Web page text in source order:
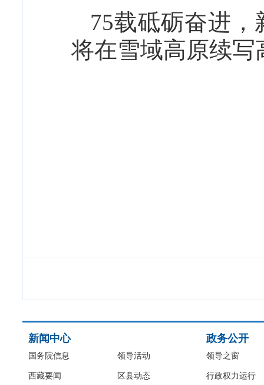
75载砥砺奋进
将在雪域高原续
新闻中心
国务院信息
西藏要闻
领导活动
区县动态
政务公开
领导之窗
行政权力运行